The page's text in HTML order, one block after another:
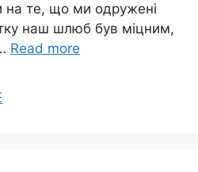
на те, що ми одружені
наш шлюб був міцним,
Read more